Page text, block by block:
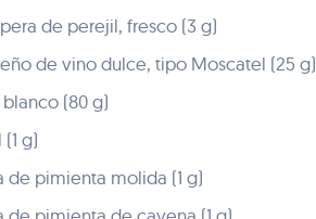
de perejil, fresco (3 g)
de vino dulce, tipo Moscatel (25 g)
(80 g)
g)
de pimienta molida (1 g)